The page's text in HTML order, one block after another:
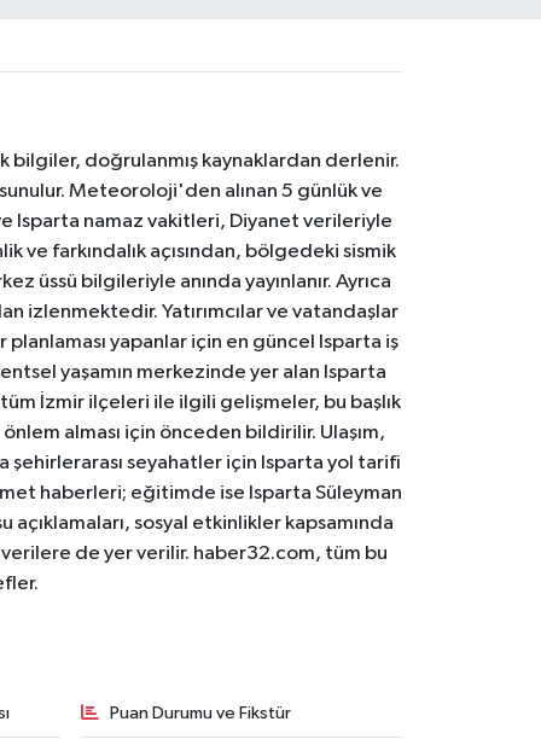
bilgiler, doğrulanmış kaynaklardan derlenir.
Meteoroloji'den alınan 5 günlük ve
Isparta namaz vakitleri, Diyanet verileriyle
ve farkındalık açısından, bölgedeki sismik
üssü bilgileriyle anında yayınlanır. Ayrıca
izlenmektedir. Yatırımcılar ve vatandaşlar
planlaması yapanlar için en güncel Isparta iş
yaşamın merkezinde yer alan Isparta
tüm İzmir ilçeleri ile ilgili gelişmeler, bu başlık
alması için önceden bildirilir. Ulaşım,
şehirlerarası seyahatler için Isparta yol tarifi
haberleri; eğitimde ise Isparta Süleyman
sosyal etkinlikler kapsamında
de yer verilir. haber32.com, tüm bu
Puan Durumu ve Fikstür